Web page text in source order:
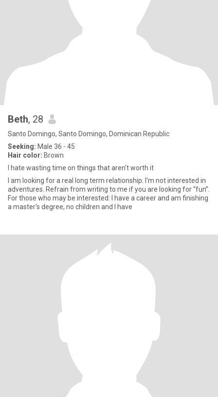
Beth, 28
Santo Domingo, Santo Domingo, Dominican Republic
Seeking: Male 36 - 45
Hair color: Brown
I hate wasting time on things that aren't worth it
I am looking for a real long term relationship. I'm not interested in
adventures. Refrain from writing to me if you are looking for “fun”.
For those who may be interested: I have a career and am finishing
a master's degree, no children and I have